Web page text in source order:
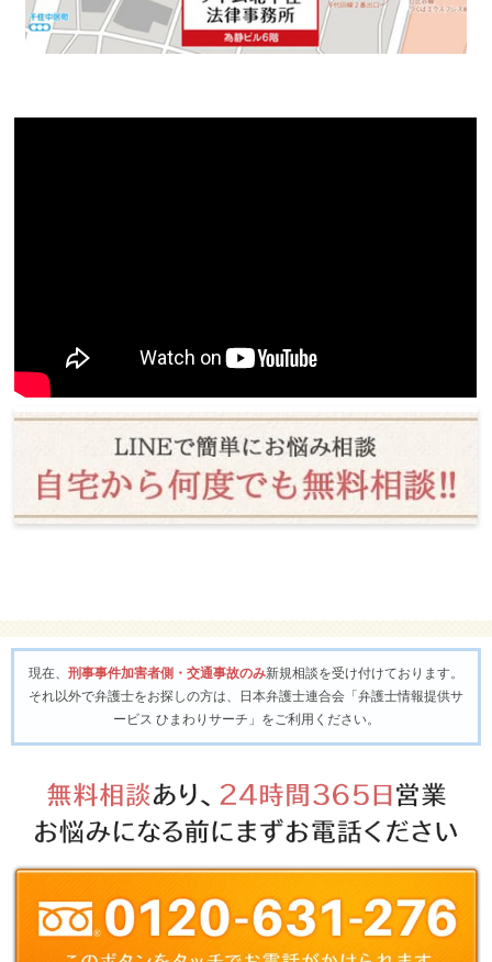
現在、 刑事事件加害者側・交通事故のみ新規相談を受け付けております。
それ以外で弁護士をお探しの方は、日本弁護士連合会「弁護士情報提供サ
ービス ひまわりサーチ」をご利用ください。